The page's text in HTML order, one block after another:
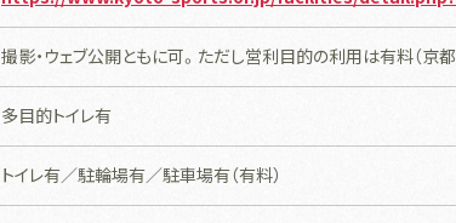
撮影・ウェブ公開ともに可。ただし営利目的の利用は有料（京
多目的トイレ有
トイレ有／駐輪場有／駐車場有（有料）